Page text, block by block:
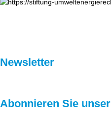
Newsletter
Abonnieren Sie